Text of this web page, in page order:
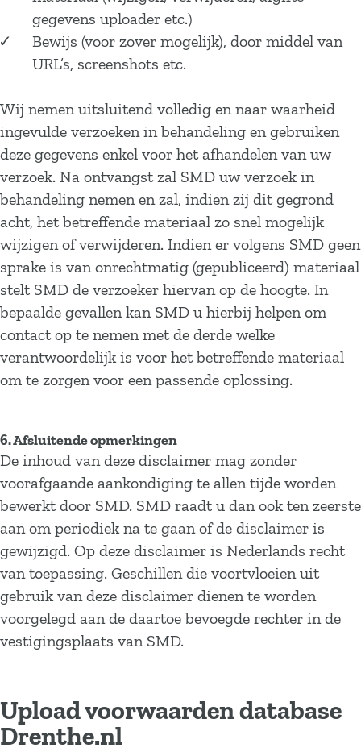
gegevens uploader etc.)
Bewijs (voor zover mogelijk), door middel van
URL’s, screenshots etc.
Wij nemen uitsluitend volledig en naar waarheid
ingevulde verzoeken in behandeling en gebruiken
deze gegevens enkel voor het afhandelen van uw
verzoek. Na ontvangst zal SMD uw verzoek in
behandeling nemen en zal, indien zij dit gegrond
acht, het betreffende materiaal zo snel mogelijk
wijzigen of verwijderen. Indien er volgens SMD geen
sprake is van onrechtmatig (gepubliceerd) materiaal
stelt SMD de verzoeker hiervan op de hoogte. In
bepaalde gevallen kan SMD u hierbij helpen om
contact op te nemen met de derde welke
verantwoordelijk is voor het betreffende materiaal
om te zorgen voor een passende oplossing.
6. Afsluitende opmerkingen
De inhoud van deze disclaimer mag zonder
voorafgaande aankondiging te allen tijde worden
bewerkt door SMD. SMD raadt u dan ook ten zeerste
aan om periodiek na te gaan of de disclaimer is
gewijzigd. Op deze disclaimer is Nederlands recht
van toepassing. Geschillen die voortvloeien uit
gebruik van deze disclaimer dienen te worden
voorgelegd aan de daartoe bevoegde rechter in de
vestigingsplaats van SMD.
Upload voorwaarden database
Drenthe.nl